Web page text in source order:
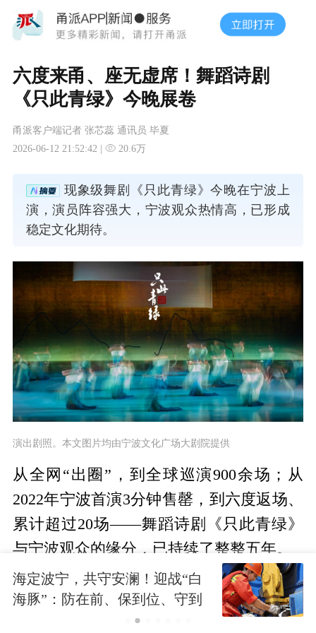
六度来甬、座无虚席！舞蹈诗剧
《只此青绿》今晚展卷
甬派客户端记者 张芯蕊 通讯员 毕夏
2026-06-12 21:52:42 |
20.6万
现象级舞剧《只此青绿》今晚在宁波上
演，演员阵容强大，宁波观众热情高，已形成
稳定文化期待。
演出剧照。本文图片均由宁波文化广场大剧院提供
从全网“出圈”，到全球巡演900余场；从
2022年宁波首演3分钟售罄，到六度返场、
累计超过20场——舞蹈诗剧《只此青绿》
与宁波观众的缘分，已持续了整整五年。
今晚（6月12日），作为“宁波有好戏”2026
宁波市精品戏剧季“寰宇典藏”系列的重点
海定波宁，共守安澜！迎战“白
海豚”：防在前、保到位、守到